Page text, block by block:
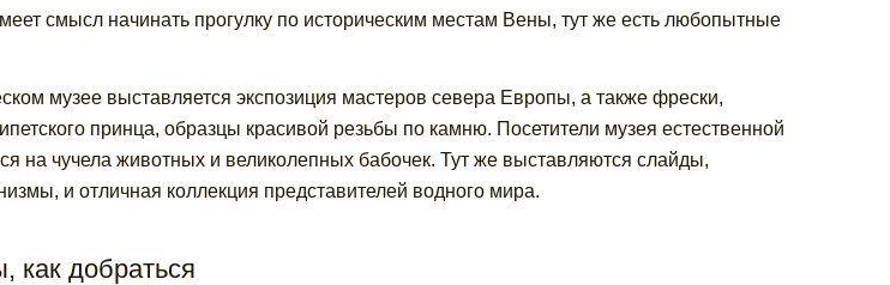
смысл начинать прогулку по историческим местам Вены, тут же есть любопытные
музее выставляется экспозиция мастеров севера Европы, а также фрески,
принца, образцы красивой резьбы по камню. Посетители музея естественной
на чучела животных и великолепных бабочек. Тут же выставляются слайды,
и отличная коллекция представителей водного мира.
как добраться